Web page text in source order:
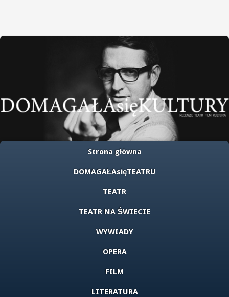
Strona główna
DOMAGAŁAsięTEATRU
TEATR
TEATR NA ŚWIECIE
WYWIADY
OPERA
FILM
LITERATURA